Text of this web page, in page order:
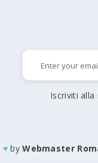
Iscriviti
♥ byWebmaster